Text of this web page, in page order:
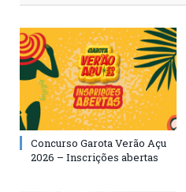
Concurso Garota Verão Açu
2026 – Inscrições abertas